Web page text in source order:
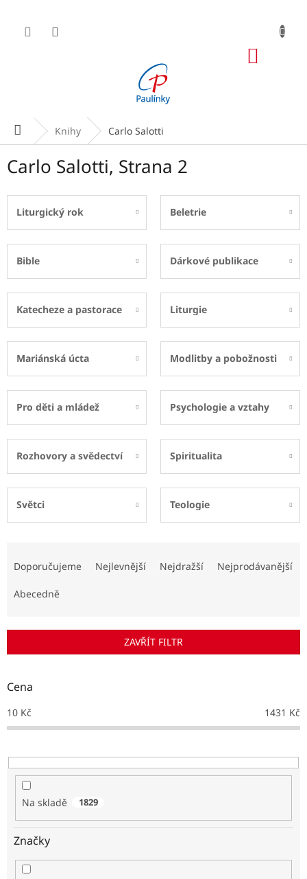
obsah
Domů Knihy Carlo Salotti
Carlo Salotti, Strana 2
Liturgický rok Beletrie
Bible Dárkové publikace
Katecheze a pastorace Liturgie
Mariánská úcta Modlitby a pobožnosti
Pro děti a mládež Psychologie a vztahy
Rozhovory a svědectví Spiritualita
Světci Teologie
r
d
k
t
Doporučujeme Nejlevnější Nejdražší Nejprodávanější
Abecedně
ZAVŘÍT FILTR
Cena
10 Kč 1431 Kč
Na skladě 1829
Značky